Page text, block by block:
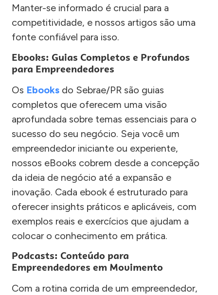
Manter-se informado é crucial para a
competitividade, e nossos artigos são uma
fonte confiável para isso.
Ebooks: Guias Completos e Profundos
para Empreendedores
Os Ebooks do Sebrae/PR são guias
completos que oferecem uma visão
aprofundada sobre temas essenciais para o
sucesso do seu negócio. Seja você um
empreendedor iniciante ou experiente,
nossos eBooks cobrem desde a concepção
da ideia de negócio até a expansão e
inovação. Cada ebook é estruturado para
oferecer insights práticos e aplicáveis, com
exemplos reais e exercícios que ajudam a
colocar o conhecimento em prática.
Podcasts: Conteúdo para
Empreendedores em Movimento
Com a rotina corrida de um empreendedor,